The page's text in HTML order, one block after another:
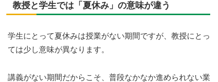
教授と学生では「夏休み」の意味が違う
学生にとって夏休みは授業がない期間ですが、教授にとっ
ては少し意味が異なります。
講義がない期間だからこそ、普段なかなか進められない業